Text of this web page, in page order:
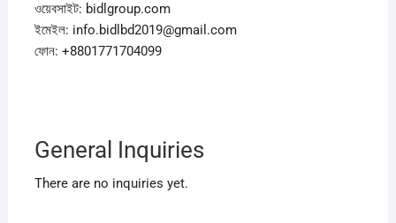
ওয়েবসাইট: bidlgroup.com
ইমেইল: info.bidlbd2019@gmail.com
ফোন: +8801771704099
General Inquiries
There are no inquiries yet.